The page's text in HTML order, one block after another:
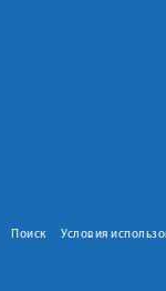
Поиск Условия